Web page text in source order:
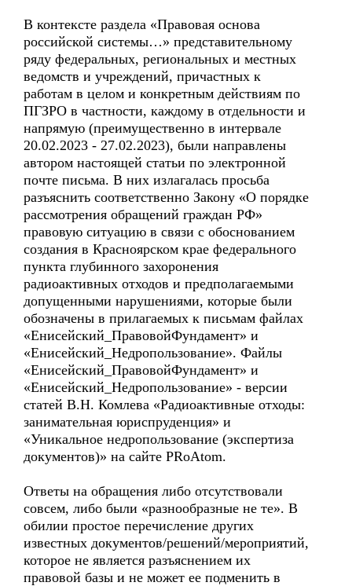
В контексте раздела «Правовая основа
российской системы…» представительному
ряду федеральных, региональных и местных
ведомств и учреждений, причастных к
работам в целом и конкретным действиям по
ПГЗРО в частности, каждому в отдельности и
напрямую (преимущественно в интервале
20.02.2023 - 27.02.2023), были направлены
автором настоящей статьи по электронной
почте письма. В них излагалась просьба
разъяснить соответственно Закону «О порядке
рассмотрения обращений граждан РФ»
правовую ситуацию в связи с обоснованием
создания в Красноярском крае федерального
пункта глубинного захоронения
радиоактивных отходов и предполагаемыми
допущенными нарушениями, которые были
обозначены в прилагаемых к письмам файлах
«Енисейский_ПравовойФундамент» и
«Енисейский_Недропользование». Файлы
«Енисейский_ПравовойФундамент» и
«Енисейский_Недропользование» - версии
статей В.Н. Комлева «Радиоактивные отходы:
занимательная юриспруденция» и
«Уникальное недропользование (экспертиза
документов)» на сайте PRoAtom.
Ответы на обращения либо отсутствовали
совсем, либо были «разнообразные не те». В
обилии простое перечисление других
известных документов/решений/мероприятий,
которое не является разъяснением их
правовой базы и не может ее подменить в